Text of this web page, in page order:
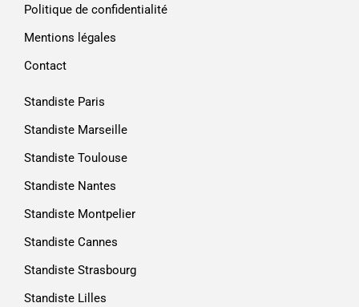
Politique de confidentialité
Mentions légales
Contact
Standiste Paris
Standiste Marseille
Standiste Toulouse
Standiste Nantes
Standiste Montpelier
Standiste Cannes
Standiste Strasbourg
Standiste Lilles